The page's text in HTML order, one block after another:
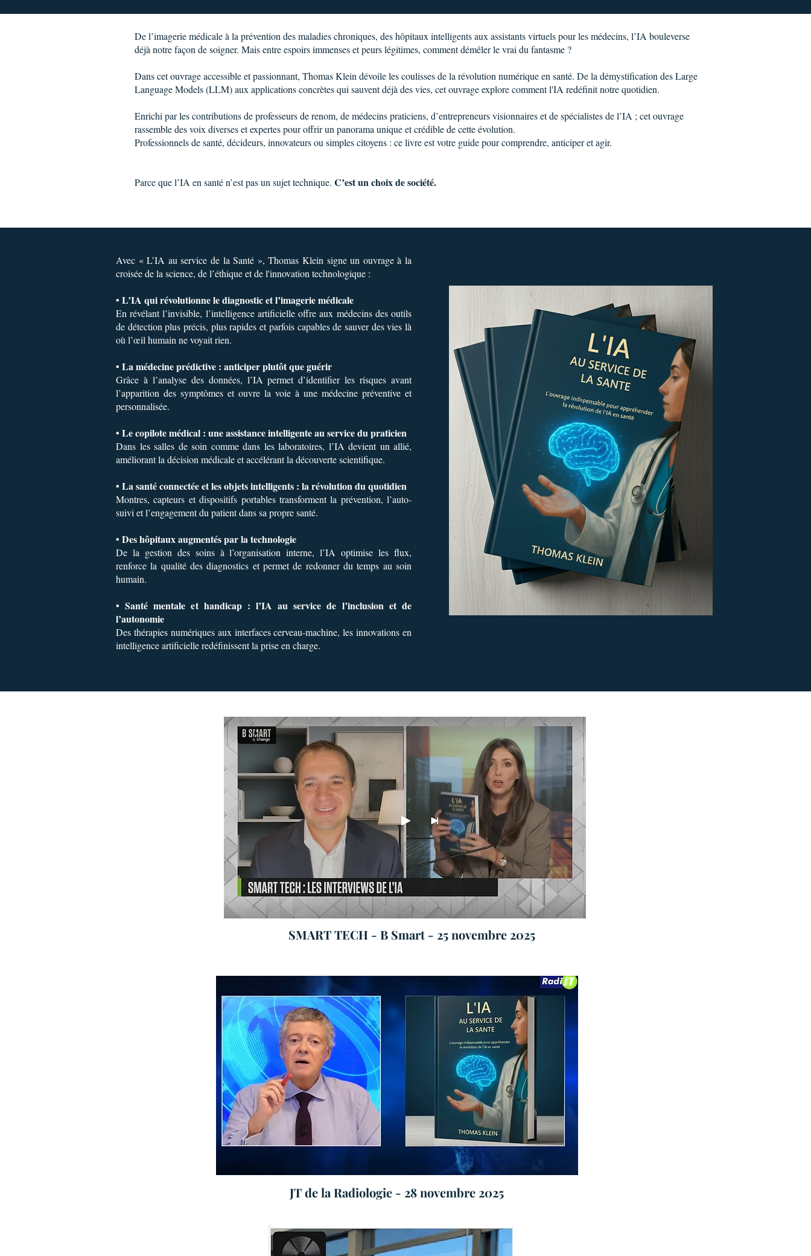
De l’imagerie médicale à la prévention des maladies chroniques, des hôpitaux intelligents aux assistants virtuels pour les médecins, l’IA bouleverse
déjà notre façon de soigner. Mais entre espoirs immenses et peurs légitimes, comment démêler le vrai du fantasme ?
Dans cet ouvrage accessible et passionnant, Thomas Klein dévoile les coulisses de la révolution numérique en santé. De la démystification des Large
Language Models (LLM) aux applications concrètes qui sauvent déjà des vies, cet ouvrage explore comment l'IA redéfinit notre quotidien.
Enrichi par les contributions de professeurs de renom, de médecins praticiens, d’entrepreneurs visionnaires et de spécialistes de l’IA ; cet ouvrage
rassemble des voix diverses et expertes pour offrir un panorama unique et crédible de cette évolution.
Professionnels de santé, décideurs, innovateurs ou simples citoyens : ce livre est votre guide pour comprendre, anticiper et agir.
Parce que l’IA en santé n’est pas un sujet technique. C’est un choix de société.
Avec « L’IA au service de la Santé », Thomas Klein signe un ouvrage à la
croisée de la science, de l’éthique et de l'innovation technologique :
• L’IA qui révolutionne le diagnostic et l’imagerie médicale
En révélant l’invisible, l’intelligence artificielle offre aux médecins des outils
de détection plus précis, plus rapides et parfois capables de sauver des vies là
où l’œil humain ne voyait rien.
• La médecine prédictive : anticiper plutôt que guérir
Grâce à l’analyse des données, l’IA permet d’identifier les risques avant
l’apparition des symptômes et ouvre la voie à une médecine préventive et
personnalisée.
• Le copilote médical : une assistance intelligente au service du praticien
Dans les salles de soin comme dans les laboratoires, l’IA devient un allié,
améliorant la décision médicale et accélérant la découverte scientifique.
• La santé connectée et les objets intelligents : la révolution du quotidien
Montres, capteurs et dispositifs portables transforment la prévention, l’auto-
suivi et l’engagement du patient dans sa propre santé.
• Des hôpitaux augmentés par la technologie
De la gestion des soins à l’organisation interne, l’IA optimise les flux,
renforce la qualité des diagnostics et permet de redonner du temps au soin
humain.
• Santé mentale et handicap : l’IA au service de l’inclusion et de
l’autonomie
Des thérapies numériques aux interfaces cerveau-machine, les innovations en
intelligence artificielle redéfinissent la prise en charge.
SMART TECH - B Smart - 25 novembre 2025
JT de la Radiologie - 28 novembre 2025